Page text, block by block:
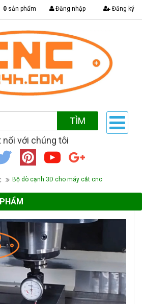
0 sản phẩm Đăng nhập Đăng ký
TÌM
nối với chúng tôi
Bộ dò cạnh 3D cho máy cắt cnc